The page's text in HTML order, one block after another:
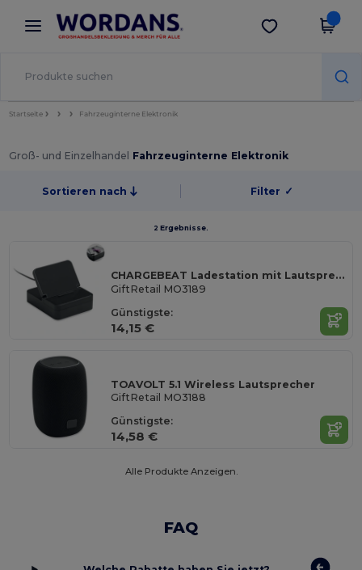
× Wordans App
Bessere Preise in der App!
App holen
Startseite Fahrzeuginterne Elektronik
Groß- und Einzelhandel Fahrzeuginterne Elektronik
Sortieren nach Filter ✓
2 Ergebnisse.
CHARGEBEAT Ladestation mit Lautsprecher
GiftRetail MO3189
Günstigste:
14,15 €
TOAVOLT 5.1 Wireless Lautsprecher
GiftRetail MO3188
Günstigste:
14,58 €
Alle Produkte Anzeigen.
FAQ